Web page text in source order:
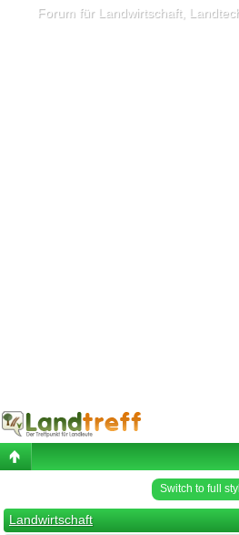
Forum für Landwirtschaft,
Switch to full
Landwirtschaft